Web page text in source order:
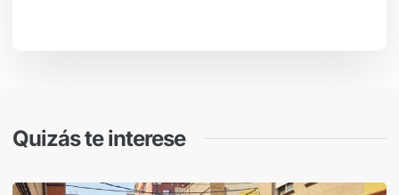
Quizás te interese